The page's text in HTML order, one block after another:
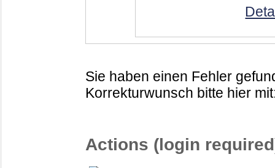
Sie haben einen Fehler
Korrekturwunsch bitte hier
Actions (login